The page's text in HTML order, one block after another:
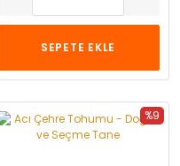
SEPETE EKLE
%9